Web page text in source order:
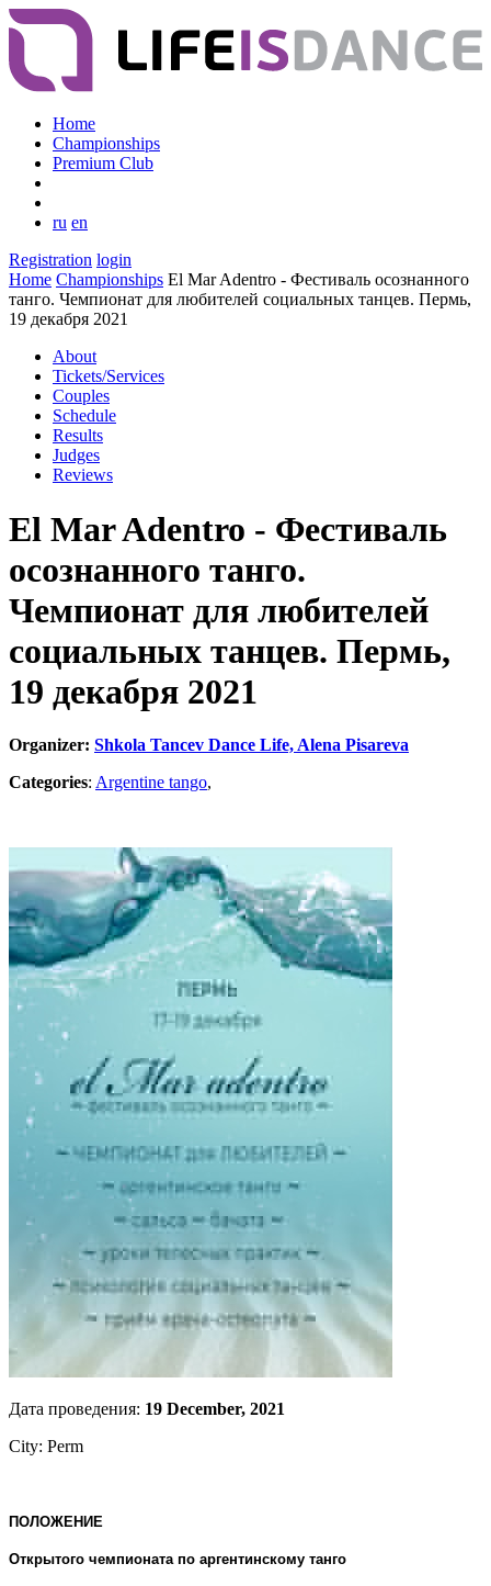
Home
Championships
Premium Club
ru en
Registration login
Home Championships El Mar Adentro - Фестиваль осознанного
танго. Чемпионат для любителей социальных танцев. Пермь,
19 декабря 2021
About
Tickets/Services
Couples
Schedule
Results
Judges
Reviews
El Mar Adentro - Фестиваль
осознанного танго.
Чемпионат для любителей
социальных танцев. Пермь,
19 декабря 2021
Organizer: Shkola Tancev Dance Life, Alena Pisareva
Categories: Argentine tango,
Дата проведения: 19 December, 2021
City: Perm
ПОЛОЖЕНИЕ
Открытого чемпионата по аргентинскому танго